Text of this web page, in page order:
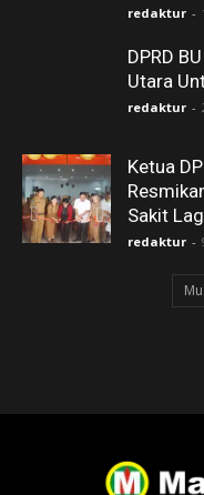
redaktur -
DPRD
Utara
redaktur -
Ketua
Sakit
redaktur -